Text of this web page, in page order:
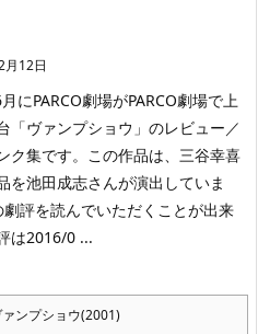
月12日
にPARCO劇場がPARCO劇場で上
「ヴァンプショウ」のレビュー／
ク集です。この作品は、三谷幸喜
を池田成志さんが演出していま
評を読んでいただくことが出来
は2016/0 ...
ァンプショウ(2001)